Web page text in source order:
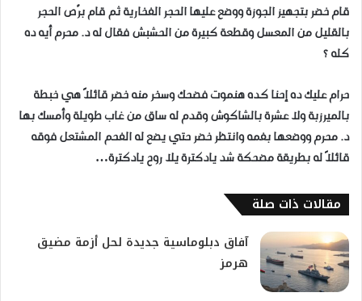
قام خضر بتجهيز الجوزة ووضع عليها الحجر الفخارية ثم قام برّص الحجر
بالقليل من المعسل وقطعة كبيرة من الحشبش فقال له د. محرم أيه ده
كله ؟
حرام عليك ده إحنا كده هنموت فضحك وسخر منه خضر قائلاً هي خبطة
بالميرزبة ولا عشرة بالشاكوش وقدم له ساق من غاب طويلة وأمسك بها
د. محرم ووضعها بفمه وانتظر خضر حتي يضع له الفحم المشتعل فوقه
قائلاً له بطريقة مضحكة شد يادكترة يلا روح يادكترة…
مقالات ذات صلة
آفاق دبلوماسية جديدة لحل أزمة مضيق
هرمز